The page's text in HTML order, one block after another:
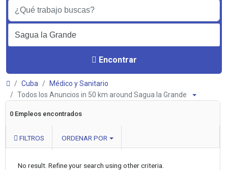
Encontrar
Cuba
Médico y Sanitario
Todos los Anuncios in 50 km around Sagua la Grande
0 Empleos encontrados
FILTROS ORDENAR POR
No result. Refine your search using other criteria.